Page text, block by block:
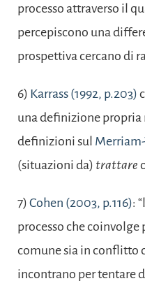
processo attraverso il
percepiscono una
prospettiva cercano di
6) Karrass (1992, p.203)
una definizione propria
definizioni sul
(situazioni da) trattare
7) Cohen (2003, p.116):
processo che coinvolge
comune sia in conflitto
incontrano per tentare